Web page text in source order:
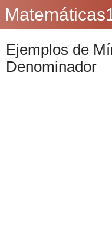
Ejemplos de
Denominador